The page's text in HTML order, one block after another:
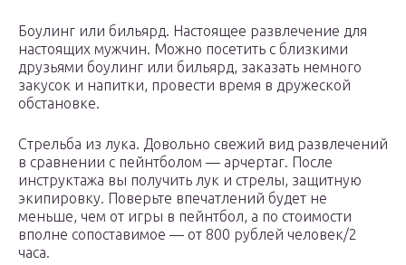
Боулинг или бильярд. Настоящее развлечение для
настоящих мужчин. Можно посетить с близкими
друзьями боулинг или бильярд, заказать немного
закусок и напитки, провести время в дружеской
обстановке.
Стрельба из лука. Довольно свежий вид развлечений
в сравнении с пейнтболом — арчертаг. После
инструктажа вы получить лук и стрелы, защитную
экипировку. Поверьте впечатлений будет не
меньше, чем от игры в пейнтбол, а по стоимости
вполне сопоставимое — от 800 рублей человек/2
часа.